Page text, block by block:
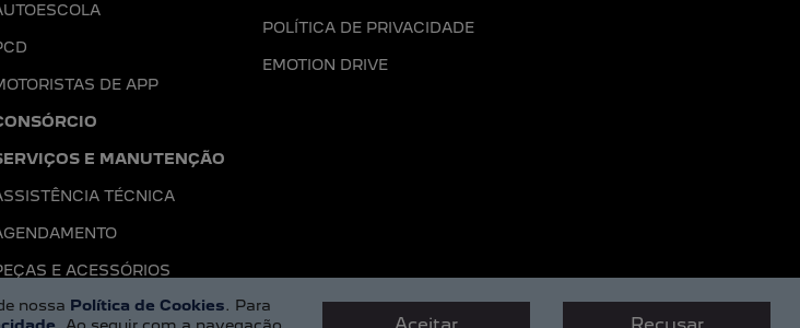
DE APP
E MANUTENÇÃO
TÉCNICA
E ACESSÓRIOS
POLÍTICA DE PRIVACIDADE
EMOTION DRIVE
nossa Política de Cookies. Para